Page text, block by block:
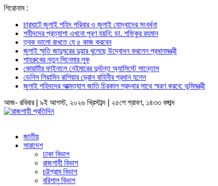
শিরোনাম :
চারঘাটে জুলাই শহিদ পরিবার ও জুলাই যোদ্ধাদের সংবর্ধনা
শহীদদের প্রত্যাশা এখনো পূরণ হয়নি: ডা. শফিকুর রহমান
ত্বক ভালো রাখতে যে ৫ কাজ করবেন
জুলাই স্মৃতি জাদুঘরের দুয়ার খুলেছে উদ্বোধন করলেন প্রধানমন্ত্রী
শাহরুখের নতুন সিনেমার লুক
কোয়ার্টার ফাইনালে নেইমারের দুর্দান্ত অ্যাসিস্টে সান্তোস
ডেনিস লিয়ামিন রাশিয়ার ড্রোন বাহিনীর প্রধান হলেন
জুলাই শহিদদের আত্মত্যাগ জাতি চিরকাল শ্রদ্ধার সাথে স্মরণ করবে: ভূমিমন্ত্রী
আজ- রবিবার | ৯ই আগস্ট, ২০২৬ খ্রিস্টাব্দ | ২৫শে শ্রাবণ, ১৪৩৩ বঙ্গাব্দ
জাতীয়
সারাদেশ
ঢাকা বিভাগ
রাজশাহী বিভাগ
চট্টগ্রাম বিভাগ
বরিশাল বিভাগ